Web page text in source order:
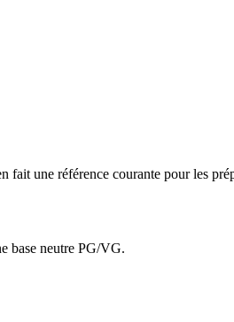
fait une référence courante pour les
base neutre PG/VG.